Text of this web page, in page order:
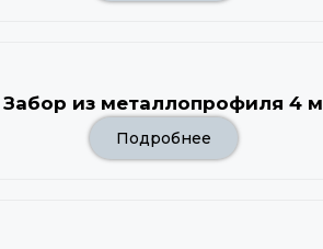
Забор из металлопрофиля 4 м
Подробнее